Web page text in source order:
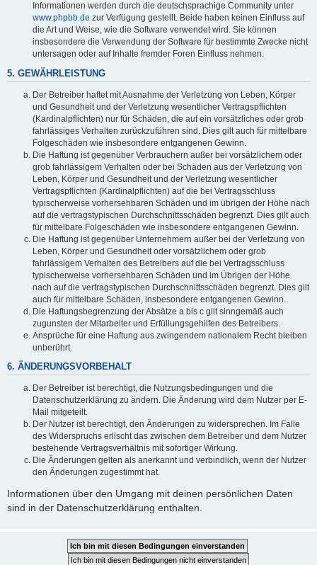
Informationen werden durch die deutschsprachige Community unter
www.phpbb.de zur Verfügung gestellt. Beide haben keinen Einfluss auf
die Art und Weise, wie die Software verwendet wird. Sie können
insbesondere die Verwendung der Software für bestimmte Zwecke nicht
untersagen oder auf Inhalte fremder Foren Einfluss nehmen.
5. GEWÄHRLEISTUNG
Der Betreiber haftet mit Ausnahme der Verletzung von Leben, Körper
und Gesundheit und der Verletzung wesentlicher Vertragspflichten
(Kardinalpflichten) nur für Schäden, die auf ein vorsätzliches oder grob
fahrlässiges Verhalten zurückzuführen sind. Dies gilt auch für mittelbare
Folgeschäden wie insbesondere entgangenen Gewinn.
Die Haftung ist gegenüber Verbrauchern außer bei vorsätzlichem oder
grob fahrlässigem Verhalten oder bei Schäden aus der Verletzung von
Leben, Körper und Gesundheit und der Verletzung wesentlicher
Vertragspflichten (Kardinalpflichten) auf die bei Vertragsschluss
typischerweise vorhersehbaren Schäden und im übrigen der Höhe nach
auf die vertragstypischen Durchschnittsschäden begrenzt. Dies gilt auch
für mittelbare Folgeschäden wie insbesondere entgangenen Gewinn.
Die Haftung ist gegenüber Unternehmern außer bei der Verletzung von
Leben, Körper und Gesundheit oder vorsätzlichem oder grob
fahrlässigem Verhalten des Betreibers auf die bei Vertragsschluss
typischerweise vorhersehbaren Schäden und im Übrigen der Höhe
nach auf die vertragstypischen Durchschnittsschäden begrenzt. Dies gilt
auch für mittelbare Schäden, insbesondere entgangenen Gewinn.
Die Haftungsbegrenzung der Absätze a bis c gilt sinngemäß auch
zugunsten der Mitarbeiter und Erfüllungsgehilfen des Betreibers.
Ansprüche für eine Haftung aus zwingendem nationalem Recht bleiben
unberührt.
6. ÄNDERUNGSVORBEHALT
Der Betreiber ist berechtigt, die Nutzungsbedingungen und die
Datenschutzerklärung zu ändern. Die Änderung wird dem Nutzer per E-
Mail mitgeteilt.
Der Nutzer ist berechtigt, den Änderungen zu widersprechen. Im Falle
des Widerspruchs erlischt das zwischen dem Betreiber und dem Nutzer
bestehende Vertragsverhältnis mit sofortiger Wirkung.
Die Änderungen gelten als anerkannt und verbindlich, wenn der Nutzer
den Änderungen zugestimmt hat.
Informationen über den Umgang mit deinen persönlichen Daten
sind in der Datenschutzerklärung enthalten.